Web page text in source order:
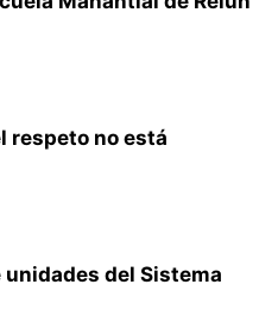
respeto no está
del Sistema